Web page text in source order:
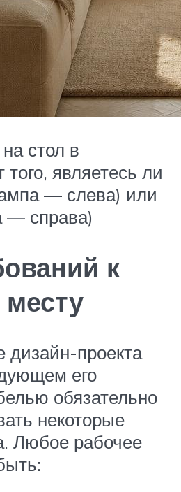
стол в
являетесь ли
— слева) или
— справа)
к
дизайн-проекта
его
обязательно
некоторые
Любое рабочее